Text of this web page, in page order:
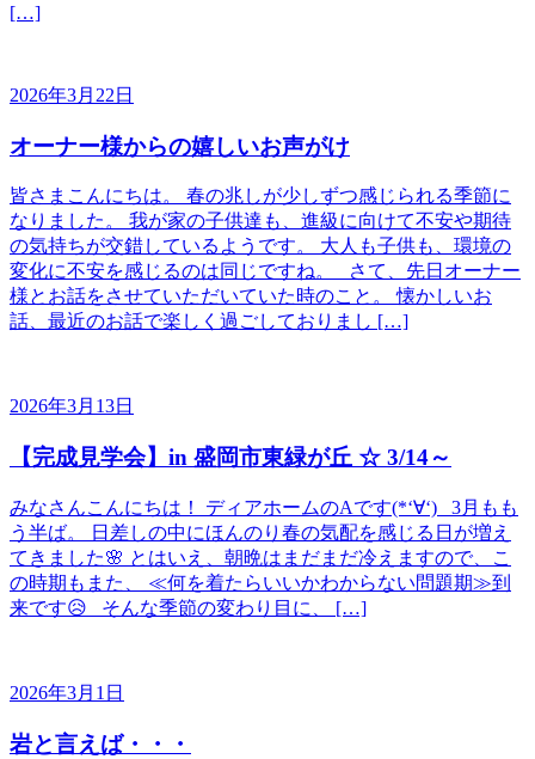
[…]
2026年3月22日
オーナー様からの嬉しいお声がけ
皆さまこんにちは。 春の兆しが少しずつ感じられる季節に
なりました。 我が家の子供達も、進級に向けて不安や期待
の気持ちが交錯しているようです。 大人も子供も、環境の
変化に不安を感じるのは同じですね。 さて、先日オーナー
様とお話をさせていただいていた時のこと。 懐かしいお
話、最近のお話で楽しく過ごしておりまし […]
2026年3月13日
【完成見学会】in 盛岡市東緑が丘 ☆ 3/14～
みなさんこんにちは！ ディアホームのAです(*‘∀‘) 3月もも
う半ば。 日差しの中にほんのり春の気配を感じる日が増え
てきました🌸 とはいえ、朝晩はまだまだ冷えますので、こ
の時期もまた、 ≪何を着たらいいかわからない問題期≫到
来です😥 そんな季節の変わり目に、 […]
2026年3月1日
岩と言えば・・・